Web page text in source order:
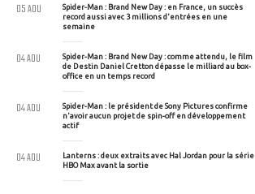
Spider-Man : Brand New Day : en France, un succès
record aussi avec 3 millions d'entrées en une
semaine
05 AOU
Spider-Man : Brand New Day : comme attendu, le film
de Destin Daniel Cretton dépasse le milliard au box-
office en un temps record
04 AOU
Spider-Man : le président de Sony Pictures confirme
n'avoir aucun projet de spin-off en développement
actif
04 AOU
Lanterns : deux extraits avec Hal Jordan pour la série
HBO Max avant la sortie
04 AOU